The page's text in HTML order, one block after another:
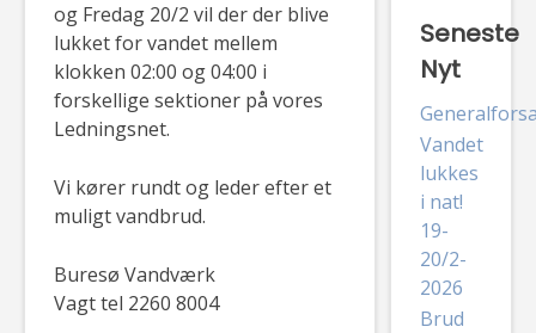
og Fredag 20/2 vil der der blive
lukket for vandet mellem
klokken 02:00 og 04:00 i
forskellige sektioner på vores
Ledningsnet.
Vi kører rundt og leder efter et
muligt vandbrud.
Buresø Vandværk
Vagt tel 2260 8004
Seneste
Nyt
Vandet
lukkes
i nat!
19-
20/2-
2026
Brud